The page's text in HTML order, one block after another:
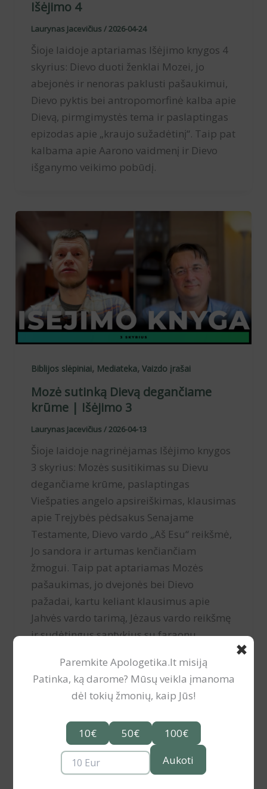
Išėjimo 4
Laurynas Jacevičius /2026-04-24
Šioje laidoje aptariamas Išėjimo knygos 4
skyrius: Dievo duoti ženklai Mozei, jo
abejonės ir nenoras paklusti pašaukimui,
Dievo pyktis bei antropomorfinė kalba apie
Dievą, pirmgimystės tema ir paslaptingas
epizodas apie „kraujo sužadėtinį“. Taip pat
kalbama apie Aarono vaidmenį ir Dievo
išganymo veikimo pobūdį.
Biblijos slėpiniai, Mediateka, Vaizdo įrašai
Mozė sutinką Dievą degančiame
krūme | Išėjimo 3
Laurynas Jacevičius /2026-04-13
Šioje laidoje nagrinėjamas Išėjimo knygos
3 skyrius: Mozės susitikimas su Dievu
degančiame krūme, paslaptingas
Viešpaties angelo apsireiškimas, klausimas
apie Trejybės pėdsakus Senajame
Testamente, Dievo vardo „Aš Esu“ reikšmė,
Jo sandora ir artumas kenčiančiam
žmogui. Taip pat aptariamas Mozės
pašaukimas, jo dvejonės bei Dievo
pažadai, kartu keliant klausimus apie
Jahvės vardo tarimą, Jėzaus vardo reikšmę
ir sudėtingus santykius su faraonu.
✖
Paremkite Apologetika.lt misiją
Patinka, ką darome? Mūsų veikla įmanoma
dėl tokių žmonių, kaip Jūs!
10€ 50€
100€
Aukoti